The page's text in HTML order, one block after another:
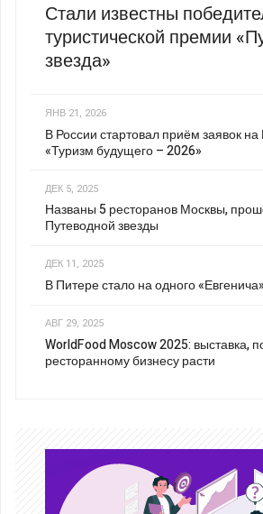
Стали известны
туристической премии
звезда»
ЯНВ 21, 2026
В России стартовал приём заявок
«Туризм будущего – 2026»
ДЕК 5, 2025
Названы 5 ресторанов Москвы,
Путеводной звезды
ДЕК 11, 2025
В Питере стало на одного
АВГ 29, 2025
WorldFood Moscow 2025: выставка,
ресторанному бизнесу расти